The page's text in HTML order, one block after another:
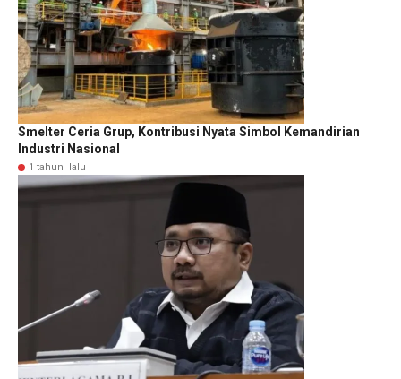
Smelter Ceria Grup, Kontribusi Nyata Simbol Kemandirian
Industri Nasional
1 tahun lalu